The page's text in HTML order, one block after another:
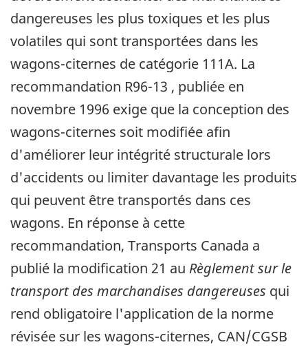
dangereuses les plus toxiques et les plus
volatiles qui sont transportées dans les
wagons-citernes de catégorie 111A. La
recommandation R96-13 , publiée en
novembre 1996 exige que la conception des
wagons-citernes soit modifiée afin
d'améliorer leur intégrité structurale lors
d'accidents ou limiter davantage les produits
qui peuvent être transportés dans ces
wagons. En réponse à cette
recommandation, Transports Canada a
publié la modification 21 au Règlement sur le
transport des marchandises dangereuses qui
rend obligatoire l'application de la norme
révisée sur les wagons-citernes, CAN/CGSB